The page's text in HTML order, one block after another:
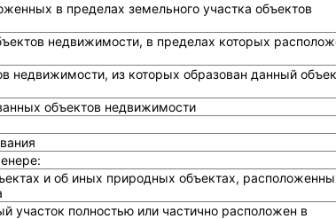
в пределах земельного участка объектов
недвижимости, в пределах которых
недвижимости, из которых образован данный
объектов недвижимости
и об иных природных объектах,
участок полностью или частично расположен в